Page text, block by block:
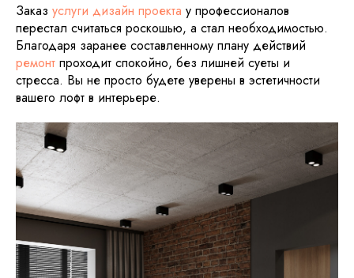
Заказ услуги дизайн проекта у профессионалов
перестал считаться роскошью, а стал необходимостью.
Благодаря заранее составленному плану действий
ремонт проходит спокойно, без лишней суеты и
стресса. Вы не просто будете уверены в эстетичности
вашего лофт в интерьере.